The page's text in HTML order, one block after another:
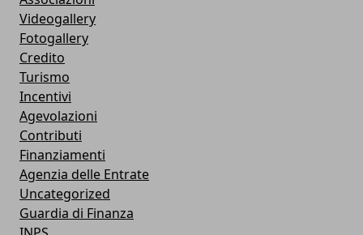
Videogallery
Fotogallery
Credito
Turismo
Incentivi
Agevolazioni
Contributi
Finanziamenti
Agenzia delle Entrate
Uncategorized
Guardia di Finanza